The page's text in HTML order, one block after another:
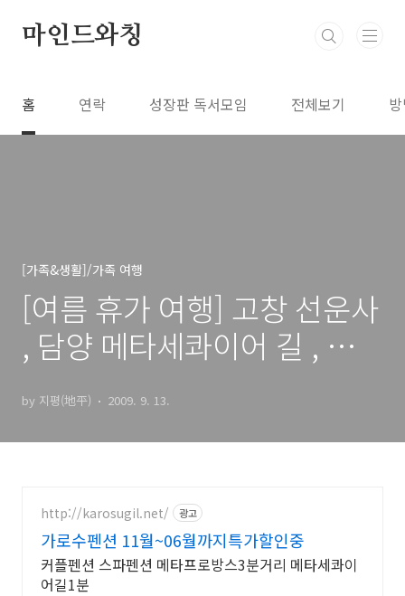
마인드와칭
홈 연락 성장판 독서모임 전체보기
[가족&생활]/가족 여행
[여름 휴가 여행] 고창 선운사
, 담양 메타세콰이어 길 , 보성
by 지평(地平) 2009. 9. 13.
http://karosugil.net/ 광고
가로수펜션 11월~06월까지특가할인중
커플펜션 스파펜션 메타프로방스3분거리 메타세콰이
어길1분